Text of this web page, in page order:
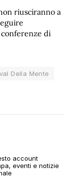
riusciranno a
di
Della Mente
account
eventi e notizie